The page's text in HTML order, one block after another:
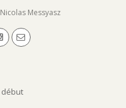
Messyasz
début